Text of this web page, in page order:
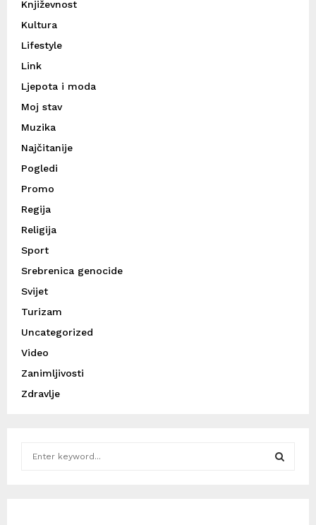
Književnost
Kultura
Lifestyle
Link
Ljepota i moda
Moj stav
Muzika
Najčitanije
Pogledi
Promo
Regija
Religija
Sport
Srebrenica genocide
Svijet
Turizam
Uncategorized
Video
Zanimljivosti
Zdravlje